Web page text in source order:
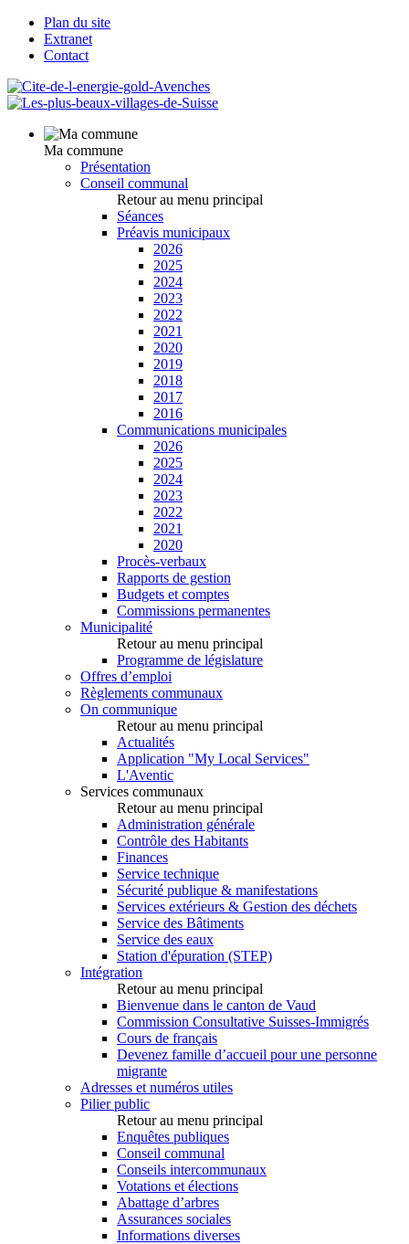
Plan du site
Extranet
Contact
Ma commune
Présentation
Conseil communal
Retour au menu principal
Séances
Préavis municipaux
2026
2025
2024
2023
2022
2021
2020
2019
2018
2017
2016
Communications municipales
2026
2025
2024
2023
2022
2021
2020
Procès-verbaux
Rapports de gestion
Budgets et comptes
Commissions permanentes
Municipalité
Retour au menu principal
Programme de législature
Offres d’emploi
Règlements communaux
On communique
Retour au menu principal
Actualités
Application "My Local Services"
L'Aventic
Services communaux
Retour au menu principal
Administration générale
Contrôle des Habitants
Finances
Service technique
Sécurité publique & manifestations
Services extérieurs & Gestion des déchets
Service des Bâtiments
Service des eaux
Station d'épuration (STEP)
Intégration
Retour au menu principal
Bienvenue dans le canton de Vaud
Commission Consultative Suisses-Immigrés
Cours de français
Devenez famille d’accueil pour une personne
migrante
Adresses et numéros utiles
Pilier public
Retour au menu principal
Enquêtes publiques
Conseil communal
Conseils intercommunaux
Votations et élections
Abattage d’arbres
Assurances sociales
Informations diverses